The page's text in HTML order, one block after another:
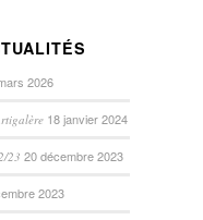
2026
18 janvier 2024
23 20 décembre 2023
2023